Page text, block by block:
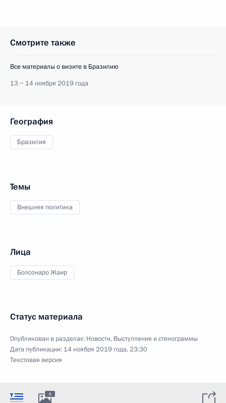
Смотрите также
Все материалы о визите в Бразилию
13 − 14 ноября 2019 года
География
Бразилия
Темы
Внешняя политика
Лица
Болсонаро Жаир
Статус материала
Опубликован в разделах: Новости, Выступления и стенограммы
Дата публикации: 14 ноября 2019 года, 23:30
Текстовая версия
8